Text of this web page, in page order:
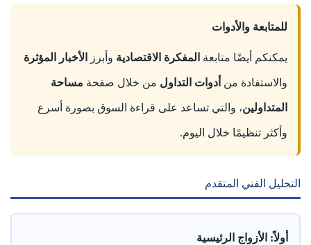
للمتابعة والأدوات
يمكنكم أيضًا متابعة المفكرة الاقتصادية وأبرز الأخبار المؤثرة
والاستفادة من أدوات التداول من خلال صفحة مساحة
المتداولين، والتي تساعد على قراءة السوق بصورة أسرع
وأكثر تنظيمًا خلال اليوم.
التحليل الفني المتقدم
أولاً: الأزواج الرئيسية